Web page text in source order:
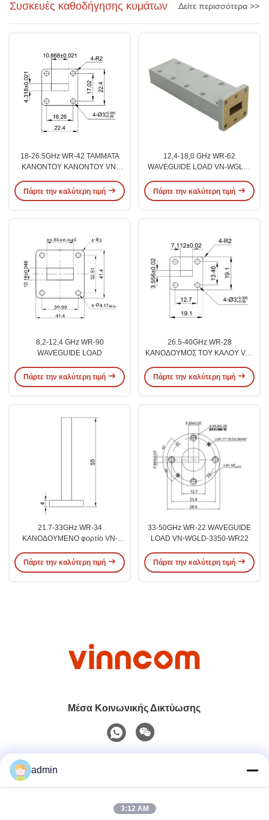
Συσκευές καθοδήγησης κυμάτων Δείτε περισσότερα >>
18-26.5GHz WR-42 ΤΑΜΜΑΤΑ
ΚΑΝΟΝΤΟΥ ΚΑΝΟΝΤΟΥ VN-
Πάρτε την καλύτερη τιμή
12,4-18,0 GHz WR-62
WAVEGUIDE LOAD VN-WGLD-
Πάρτε την καλύτερη τιμή
8,2-12,4 GHz WR-90
WAVEGUIDE LOAD
Πάρτε την καλύτερη τιμή
26.5-40GHz WR-28
ΚΑΝΟΔΟΥΜΟΣ ΤΟΥ ΚΑΛΟΥ VN-
Πάρτε την καλύτερη τιμή
21.7-33GHz WR-34
ΚΑΝΟΔΟΥΜΕΝΟ φορτίο VN-
Πάρτε την καλύτερη τιμή
33-50GHz WR-22 WAVEGUIDE
LOAD VN-WGLD-3350-WR22
Πάρτε την καλύτερη τιμή
Μέσα Κοινωνικής Δικτύωσης
0086-551-65396351
admin
3:12 AM